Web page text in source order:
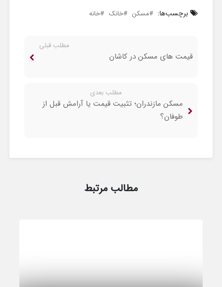
برچسب‌ها: مسکن خانک خانه
مطلب قبلی
قیمت های مسکن در کاشان
مطلب بعدی
مسکن مازندران؛ تثبیت قیمت یا آرامش قبل از
طوفان؟
مطالب مرتبط